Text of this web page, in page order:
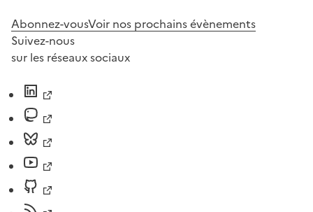
Abonnez-vousVoir nos prochains évènements
Suivez-nous
sur les réseaux sociaux